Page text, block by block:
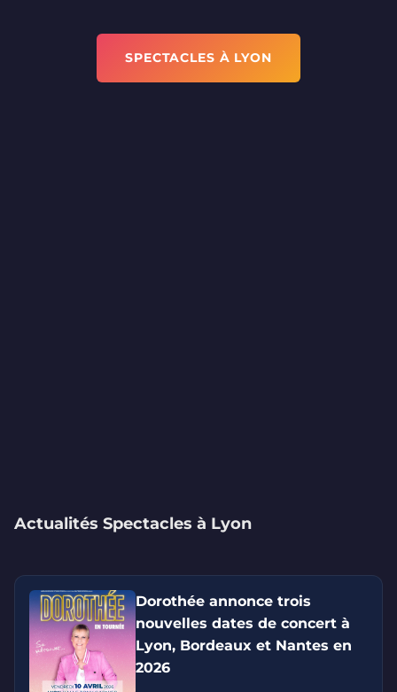
SPECTACLES À LYON
Actualités Spectacles à Lyon
Dorothée annonce trois
nouvelles dates de concert à
Lyon, Bordeaux et Nantes en
2026